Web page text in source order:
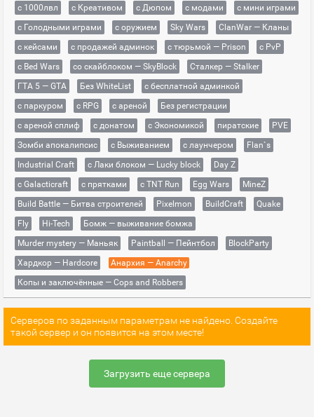
с 1000лвл c Креативом с Дюпом с модами
с мини играми
с Голодными играми
с оружием Sky Wars
ClanWar — Кланы
с кейсами
с продажей админок с тюрьмой — Prison
с PvP
с Bed Wars
со скайблоком — SkyBlock
Сталкер — Stalker
ГТА 5 — GTA
Без WhiteList
с бесплатной админкой
с паркуром
с RPG с ареной
Без регистрации
с ареной сплиф
с донатом с Экономикой пиратские
PVE
Зомби апокалипсис
с Выживанием с лаунчером
Flan`s
Industrial Craft
с Лаки блоком — Lucky block
Day Z
с Galacticraft
с прятками с TNT Run Egg Wars
MineZ
Build Battle — Битва строителей
Pixelmon BuildCraft
Quake
Fly
Hi-Tech
Бомж — выживание бомжа
Murder mystery — Маньяк
Paintball — Пейнтбол
BlockParty
Хардкор — Hardcore
Анархия — Anarchy
Копы и заключённые — Cops and Robbers
Серверов по заданным параметрам не найдено. Создайте
такой сервер и он появится на этом месте!
Загрузить еще сервера